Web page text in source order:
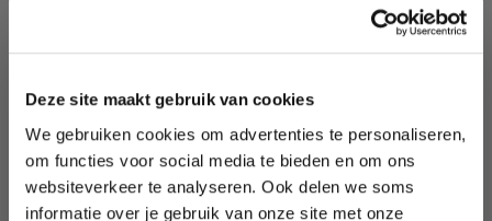
Deze site maakt gebruik van cookies
We gebruiken cookies om advertenties te personaliseren,
om functies voor social media te bieden en om ons
websiteverkeer te analyseren. Ook delen we soms
informatie over je gebruik van onze site met onze
Productgalerij overslaan
Dit zijn de andere
oogschaduw kleuren
10% korting?
Lees als eerste over nieuwe producten,
tutorials, aanbiedingen, evenementen,
wedstrijden en meer.